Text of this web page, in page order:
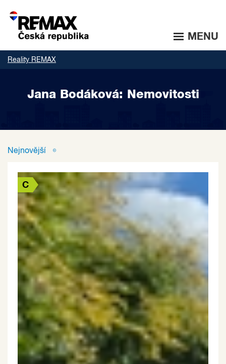
MENU
Reality REMAX
Jana Bodáková: Nemovitosti
Nejnovější
C